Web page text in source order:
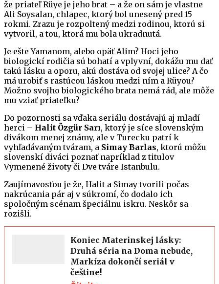
že priateľ Rüye je jeho brat – a že on sám je vlastne
Ali Soysalan, chlapec, ktorý bol unesený pred 15
rokmi. Zrazu je rozpoltený medzi rodinou, ktorú si
vytvoril, a tou, ktorá mu bola ukradnutá.
Je ešte Yamanom, alebo opäť Alim? Hoci jeho
biologickí rodičia sú bohatí a vplyvní, dokážu mu dať
takú lásku a oporu, akú dostáva od svojej ulice? A čo
má urobiť s rastúcou láskou medzi ním a Rüyou?
Možno svojho biologického brata nemá rád, ale môže
mu vziať priateľku?
Do pozornosti sa vďaka seriálu dostávajú aj mladí
herci – Halit Özgür Sarı, ktorý je síce slovenským
divákom menej známy, ale v Turecku patrí k
vyhľadávaným tváram, a Simay Barlas, ktorú môžu
slovenskí diváci poznať napríklad z titulov
Vymenené životy či Dve tváre Istanbulu.
Zaujímavosťou je že, Halit a Simay tvorili počas
nakrúcania pár aj v súkromí, čo dodalo ich
spoločným scénam špeciálnu iskru. Neskôr sa
rozišli.
Koniec Materinskej lásky:
Druhá séria na Doma nebude,
Markíza dokončí seriál v
češtine!